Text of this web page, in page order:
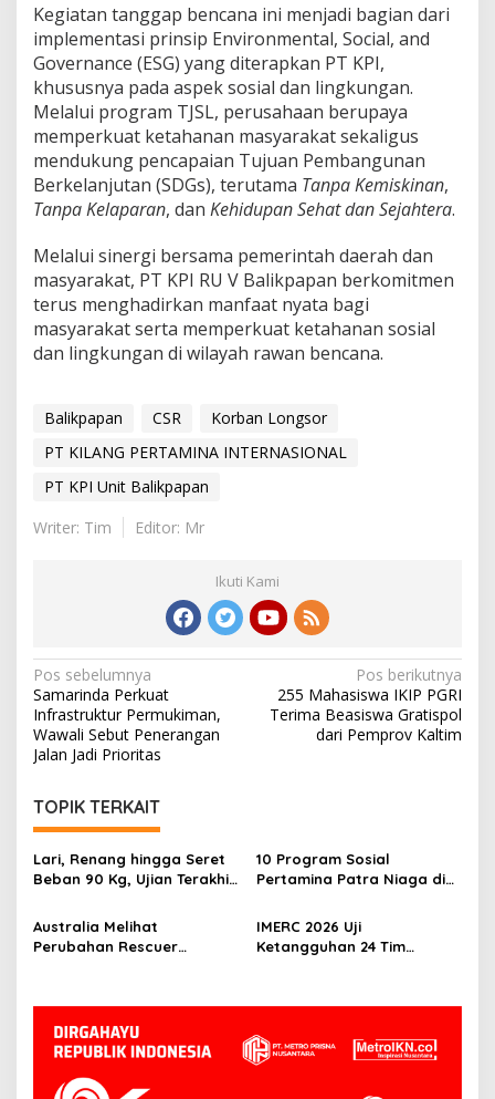
Kegiatan tanggap bencana ini menjadi bagian dari
implementasi prinsip Environmental, Social, and
Governance (ESG) yang diterapkan PT KPI,
khususnya pada aspek sosial dan lingkungan.
Melalui program TJSL, perusahaan berupaya
memperkuat ketahanan masyarakat sekaligus
mendukung pencapaian Tujuan Pembangunan
Berkelanjutan (SDGs), terutama Tanpa Kemiskinan,
Tanpa Kelaparan, dan Kehidupan Sehat dan Sejahtera.
Melalui sinergi bersama pemerintah daerah dan
masyarakat, PT KPI RU V Balikpapan berkomitmen
terus menghadirkan manfaat nyata bagi
masyarakat serta memperkuat ketahanan sosial
dan lingkungan di wilayah rawan bencana.
Balikpapan CSR
Korban Longsor
PT KILANG PERTAMINA INTERNASIONAL
PT KPI Unit Balikpapan
Writer: Tim
Editor: Mr
Ikuti Kami
Navigasi
pos
Pos sebelumnya
Samarinda Perkuat
Infrastruktur Permukiman,
Wawali Sebut Penerangan
Jalan Jadi Prioritas
Pos berikutnya
255 Mahasiswa IKIP PGRI
Terima Beasiswa Gratispol
dari Pemprov Kaltim
TOPIK TERKAIT
Lari, Renang hingga Seret
Beban 90 Kg, Ujian Terakhir
10 Program Sosial
Pertamina Patra Niaga di
Penghargaan ISRA 2026
Australia Melihat
Perubahan Rescuer
IMERC 2026 Uji
Ketangguhan 24 Tim